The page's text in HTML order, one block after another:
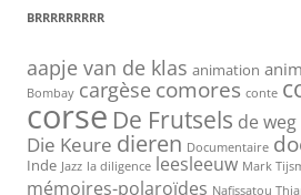
BRRRRRRRRR
aapje van de klas animation
Bombay cargèse comores conte
corse De Frutsels de
Die Keure dieren Documentaire
Inde Jazz la diligence leesleeuw Mark
mémoires-polaroïdes Nafissatou